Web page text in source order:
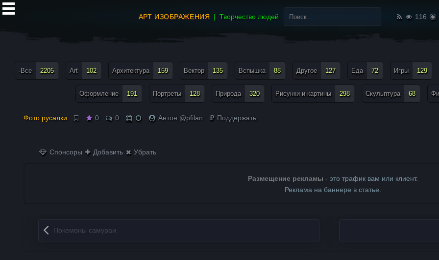
АРТ ИЗОБРАЖЕНИЯ Творчество людей
Найти:
116
-Все 2205 Art 102 Архитектура 159 Вектор 135 Вспышка 88 Другое 127 Еда 72 Игры 129
Оформление 191 Портреты 128 Природа 320 Рисунки и картины 298 Скульптура 68
Фото русалки 0 0 Антон @pfilan Поддержать
Спонсоры Добавить Убрать
Размещение рекламы - это трафик вам или клиент.
Реклама на баннере в статье.
Запись навигация
Покемоны самураи